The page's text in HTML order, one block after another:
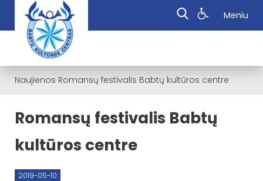
Meniu
Naujienos Romansų festivalis Babtų kultūros centre
Romansų festivalis Babtų
kultūros centre
2019-05-10